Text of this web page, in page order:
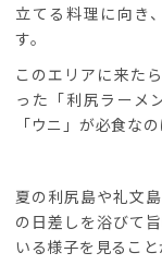
立てる料理に向き
す。
このエリアに来た
った「利尻ラーメ
「ウニ」が必食な
夏の利尻島や礼文
の日差しを浴びて
いる様子を見ること